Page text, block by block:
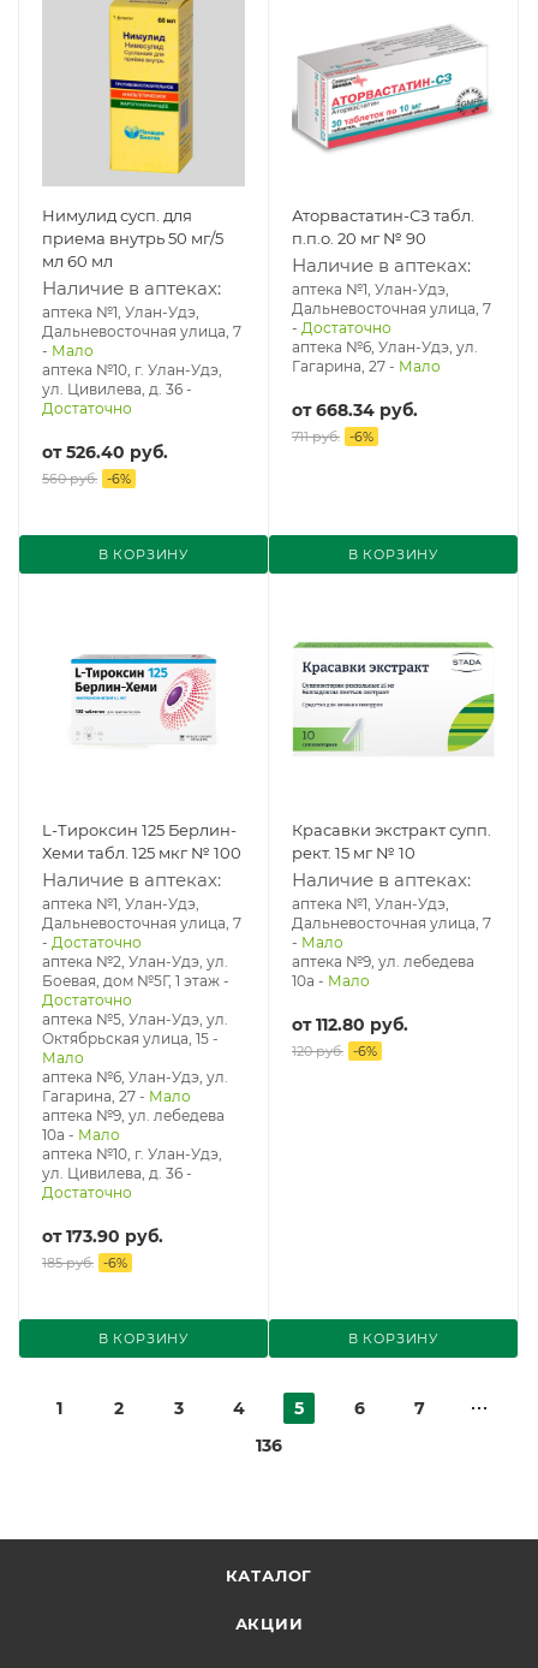
Нимулид сусп. для
приема внутрь 50 мг/5
мл 60 мл
Наличие в аптеках:
аптека №1, Улан-Удэ,
Дальневосточная улица, 7
- Мало
аптека №10, г. Улан-Удэ,
ул. Цивилева, д. 36 -
Достаточно
от526.40 руб.
560 руб. -6%
В КОРЗИНУ
Аторвастатин-СЗ табл.
п.п.о. 20 мг № 90
Наличие в аптеках:
аптека №1, Улан-Удэ,
Дальневосточная улица, 7
- Достаточно
аптека №6, Улан-Удэ, ул.
Гагарина, 27 - Мало
от668.34 руб.
711 руб. -6%
В КОРЗИНУ
L-Тироксин 125 Берлин-
Хеми табл. 125 мкг № 100
Наличие в аптеках:
аптека №1, Улан-Удэ,
Дальневосточная улица, 7
- Достаточно
аптека №2, Улан-Удэ, ул.
Боевая, дом №5Г, 1 этаж -
Достаточно
аптека №5, Улан-Удэ, ул. ​
Октябрьская улица, 15 -
Мало
аптека №6, Улан-Удэ, ул.
Гагарина, 27 - Мало
аптека №9, ул. лебедева
10а - Мало
аптека №10, г. Улан-Удэ,
ул. Цивилева, д. 36 -
Достаточно
от173.90 руб.
185 руб. -6%
В КОРЗИНУ
Красавки экстракт супп.
рект. 15 мг № 10
Наличие в аптеках:
аптека №1, Улан-Удэ,
Дальневосточная улица, 7
- Мало
аптека №9, ул. лебедева
10а - Мало
от112.80 руб.
120 руб. -6%
В КОРЗИНУ
1 2 3 4 5 6
7
136
КАТАЛОГ
АКЦИИ